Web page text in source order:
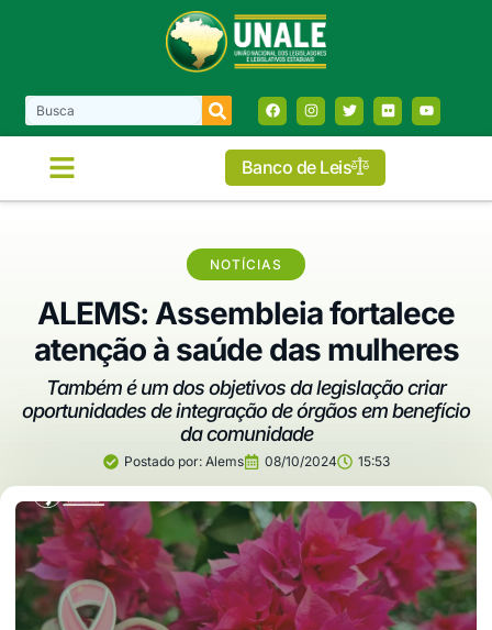
Banco de Leis
NOTÍCIAS
ALEMS: Assembleia fortalece
atenção à saúde das mulheres
Também é um dos objetivos da legislação criar
oportunidades de integração de órgãos em benefício
da comunidade
Postado por:Alems 08/10/2024 15:53